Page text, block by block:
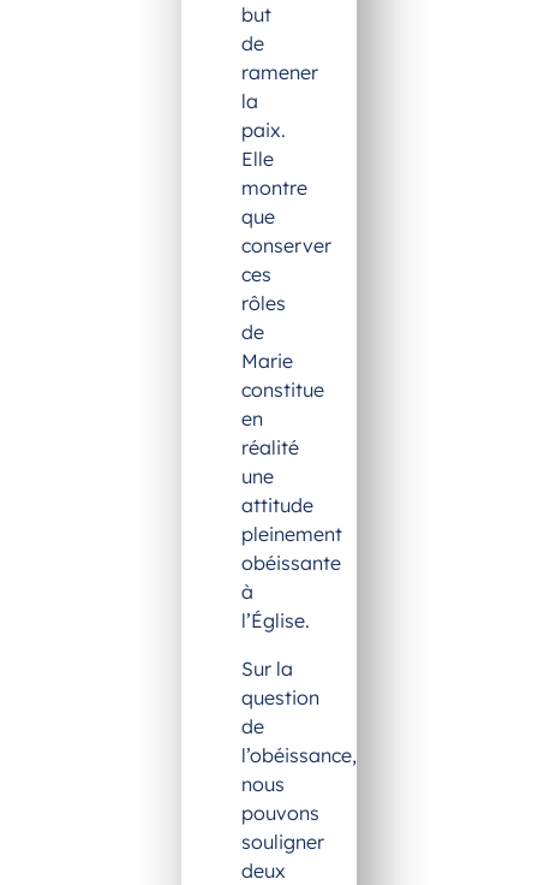
but
de
ramener
la
paix.
Elle
montre
que
conserver
ces
rôles
de
Marie
constitue
en
réalité
une
attitude
pleinement
obéissante
à
l’Église.
Sur la
question
de
l’obéissance,
nous
pouvons
souligner
deux